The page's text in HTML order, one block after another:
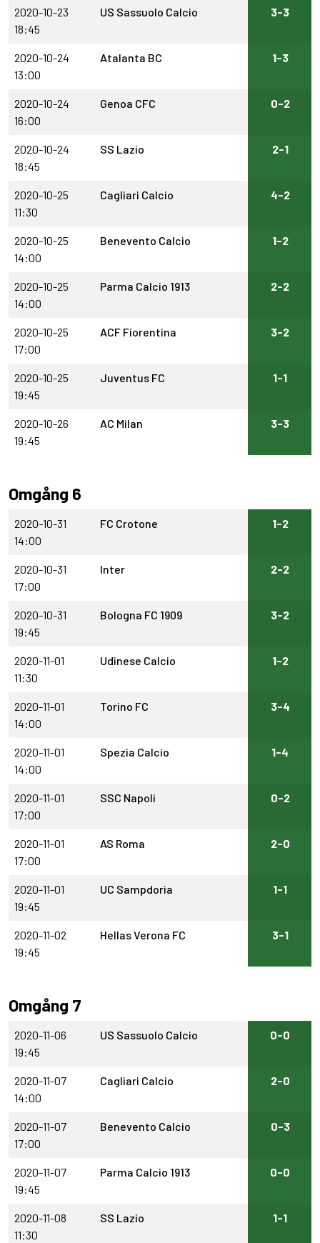
2020-10-23
18:45
US Sassuolo Calcio 3-3
2020-10-24
13:00
Atalanta BC 1-3
2020-10-24
16:00
Genoa CFC 0-2
2020-10-24
18:45
SS Lazio 2-1
2020-10-25
11:30
Cagliari Calcio 4-2
2020-10-25
14:00
Benevento Calcio 1-2
2020-10-25
14:00
Parma Calcio 1913 2-2
2020-10-25
17:00
ACF Fiorentina 3-2
2020-10-25
19:45
Juventus FC 1-1
2020-10-26
19:45
AC Milan 3-3
Omgång 6
2020-10-31
14:00
FC Crotone 1-2
2020-10-31
17:00
Inter 2-2
2020-10-31
19:45
Bologna FC 1909 3-2
2020-11-01
11:30
Udinese Calcio 1-2
2020-11-01
14:00
Torino FC 3-4
2020-11-01
14:00
Spezia Calcio 1-4
2020-11-01
17:00
SSC Napoli 0-2
2020-11-01
17:00
AS Roma 2-0
2020-11-01
19:45
UC Sampdoria 1-1
2020-11-02
19:45
Hellas Verona FC 3-1
Omgång 7
2020-11-06
19:45
US Sassuolo Calcio 0-0
2020-11-07
14:00
Cagliari Calcio 2-0
2020-11-07
17:00
Benevento Calcio 0-3
2020-11-07
19:45
Parma Calcio 1913 0-0
2020-11-08
11:30
SS Lazio 1-1